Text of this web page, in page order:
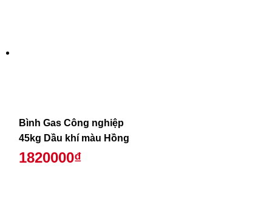
Bình Gas Công nghiệp
45kg Dầu khí màu Hồng
1820000₫